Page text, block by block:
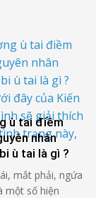
ù tai điềm
nhân
ù tai là gì ?
mắt phải, ngứa
một số hiện